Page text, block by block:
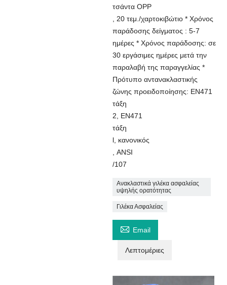
τσάντα OPP
, 20 τεμ./χαρτοκιβώτιο * Χρόνος
παράδοσης δείγματος : 5-7
ημέρες * Χρόνος παράδοσης: σε
30 εργάσιμες ημέρες μετά την
παραλαβή της παραγγελίας *
Πρότυπο αντανακλαστικής
ζώνης προειδοποίησης: EN471
τάξη
2, EN471
τάξη
l, κανονικός
, ANSI
/107
Ανακλαστικά γιλέκα ασφαλείας
υψηλής ορατότητας
Γιλέκα Ασφαλείας
 Email
Λεπτομέριες